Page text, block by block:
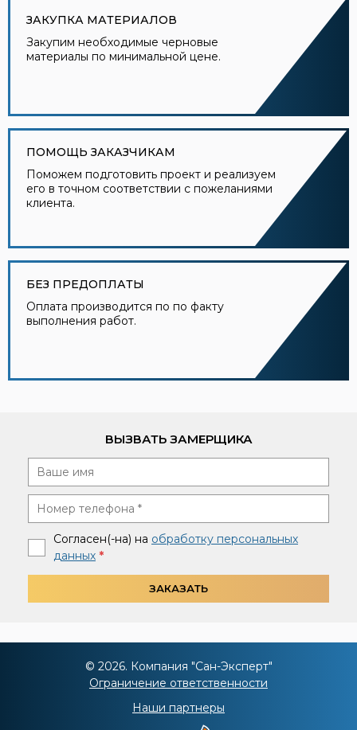
ЗАКУПКА МАТЕРИАЛОВ
Закупим необходимые черновые
материалы по минимальной цене.
ПОМОЩЬ ЗАКАЗЧИКАМ
Поможем подготовить проект и реализуем
его в точном соответствии с пожеланиями
клиента.
БЕЗ ПРЕДОПЛАТЫ
Оплата производится по по факту
выполнения работ.
ВЫЗВАТЬ ЗАМЕРЩИКА
Согласен(-на) на обработку персональных
данных *
ЗАКАЗАТЬ
© 2026. Компания "Сан-Эксперт"
Ограничение ответственности
Наши партнеры